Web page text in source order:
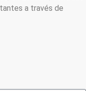
a través de